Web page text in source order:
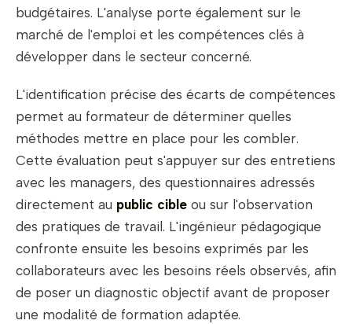
budgétaires. L'analyse porte également sur le
marché de l'emploi et les compétences clés à
développer dans le secteur concerné.
L'identification précise des écarts de compétences
permet au formateur de déterminer quelles
méthodes mettre en place pour les combler.
Cette évaluation peut s'appuyer sur des entretiens
avec les managers, des questionnaires adressés
directement au public cible ou sur l'observation
des pratiques de travail. L'ingénieur pédagogique
confronte ensuite les besoins exprimés par les
collaborateurs avec les besoins réels observés, afin
de poser un diagnostic objectif avant de proposer
une modalité de formation adaptée.